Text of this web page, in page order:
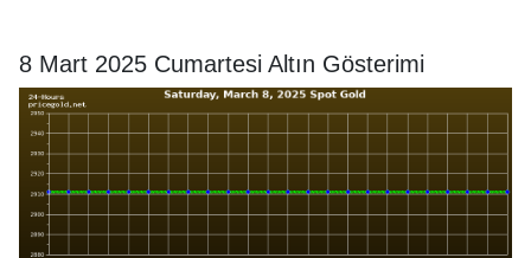
8 Mart 2025 Cumartesi Altın Gösterimi